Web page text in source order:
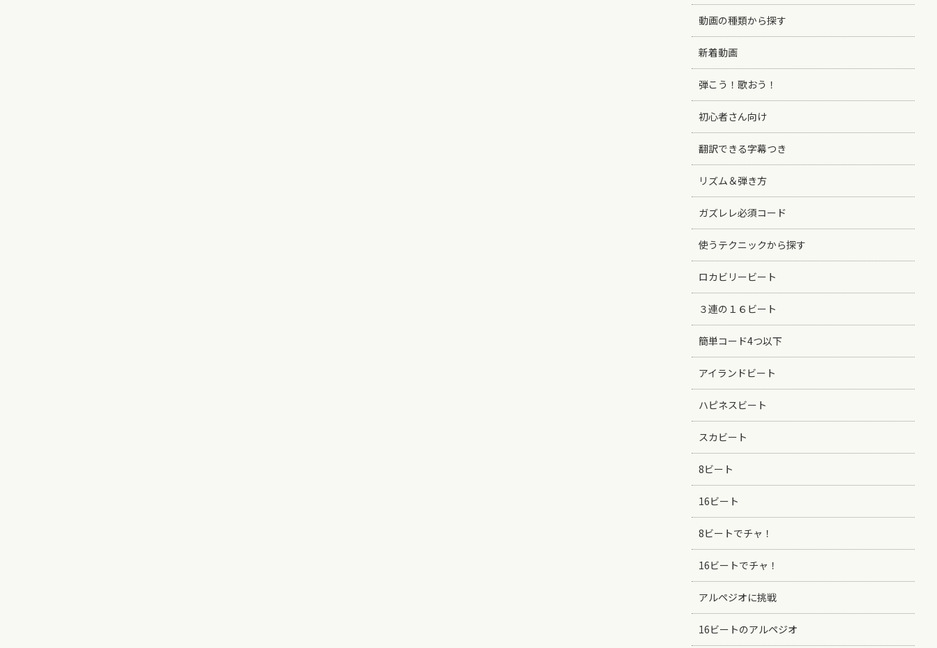
動画の種類から探す
新着動画
弾こう！歌おう！
初心者さん向け
翻訳できる字幕つき
リズム＆弾き方
ガズレレ必須コード
使うテクニックから探す
ロカビリービート
３連の１６ビート
簡単コード4つ以下
アイランドビート
ハピネスビート
スカビート
8ビート
16ビート
8ビートでチャ！
16ビートでチャ！
アルペジオに挑戦
16ビートのアルペジオ